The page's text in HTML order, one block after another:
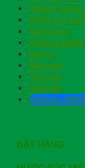
Khách hàng
Kiểm tra
Đặt hàng
Chứng nhận
Đại lý
Báo chí
Tin tức
Liên hệ
Hotline:
ĐẶT HÀNG